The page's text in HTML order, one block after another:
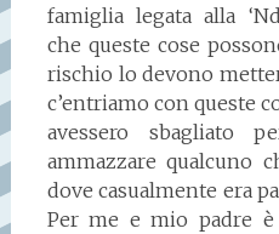
famiglia legata alla
che queste cose
rischio lo devono
c’entriamo con queste
avessero sbagliato
ammazzare qualcuno
dove casualmente era
Per me e mio padre